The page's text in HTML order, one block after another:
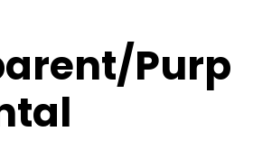
Purp